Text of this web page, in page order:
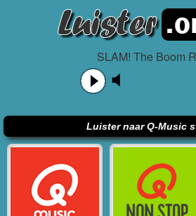
SLAM! The Boom
Luister naar Q-Music